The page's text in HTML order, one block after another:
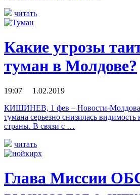
читать
Какие угрозы
туман в Молдове?
19:07 1.02.2019
КИШИНЕВ, 1 фев – Новости-
тумана серьезно снизилась видимость
страны. В связи с …
читать
Глава Миссии